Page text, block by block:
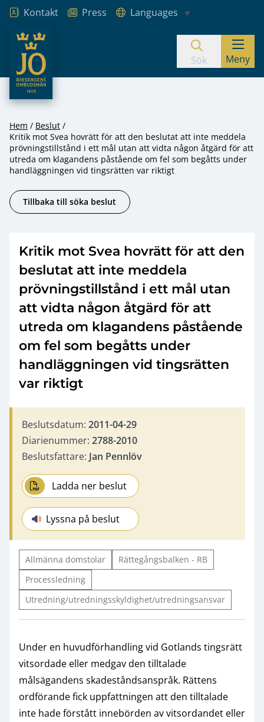
Hoppa till innehåll
Kontakt Press
Languages
JO – Riksdagens Ombudsmän
Sök Meny
Hem
Beslut
Kritik mot Svea hovrätt för att den beslutat att inte meddela
prövningstillstånd i ett mål utan att vidta någon åtgärd för att
utreda om klagandens påstående om fel som begåtts under
handläggningen vid tingsrätten var riktigt
Tillbaka till söka beslut
Kritik mot Svea hovrätt för att den
beslutat att inte meddela
prövningstillstånd i ett mål utan
att vidta någon åtgärd för att
utreda om klagandens påstående
om fel som begåtts under
handläggningen vid tingsrätten
var riktigt
Beslutsdatum: 2011-04-29
Diarienummer: 2788-2010
Beslutsfattare: Jan Pennlöv
Ladda ner beslut
Lyssna på beslut
Allmänna domstolar
Rättegångsbalken - RB
Processledning
Utredning/utredningsskyldighet/utredningsansvar
Under en huvudförhandling vid Gotlands tingsrätt
vitsordade eller medgav den tilltalade
målsägandens skadeståndsanspråk. Rättens
ordförande fick uppfattningen att den tilltalade
inte hade förstått innebörden av vitsordandet eller